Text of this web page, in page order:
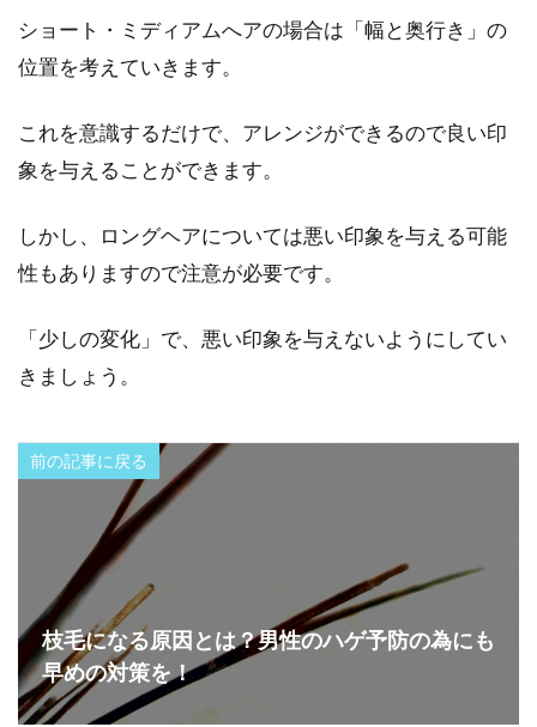
ショート・ミディアムへアの場合は「幅と奥行き」の
位置を考えていきます。
これを意識するだけで、アレンジができるので良い印
象を与えることができます。
しかし、ロングヘアについては悪い印象を与える可能
性もありますので注意が必要です。
「少しの変化」で、悪い印象を与えないようにしてい
きましょう。
前の記事に戻る
枝毛になる原因とは？男性のハゲ予防の為にも
早めの対策を！